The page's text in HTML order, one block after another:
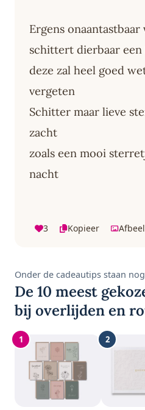
Ergens onaantastbaar
schittert dierbaar
deze zal heel goed
vergeten
Schitter maar lieve
zacht
zoals een mooi
nacht
3 Kopieer
Onder de cadeautips staan
De 10 meest
bij overlijden en
1 2